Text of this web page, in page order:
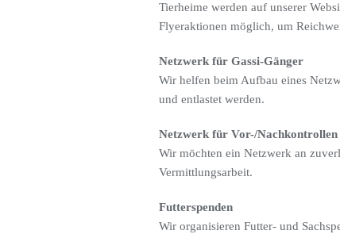
Tierheime werden auf unserer
Flyeraktionen möglich, um
Netzwerk für Gassi-Gänger
Wir helfen beim Aufbau eines
und entlastet werden.
Netzwerk für Vor-/
Wir möchten ein Netzwerk an
Vermittlungsarbeit.
Futterspenden
Wir organisieren Futter- und